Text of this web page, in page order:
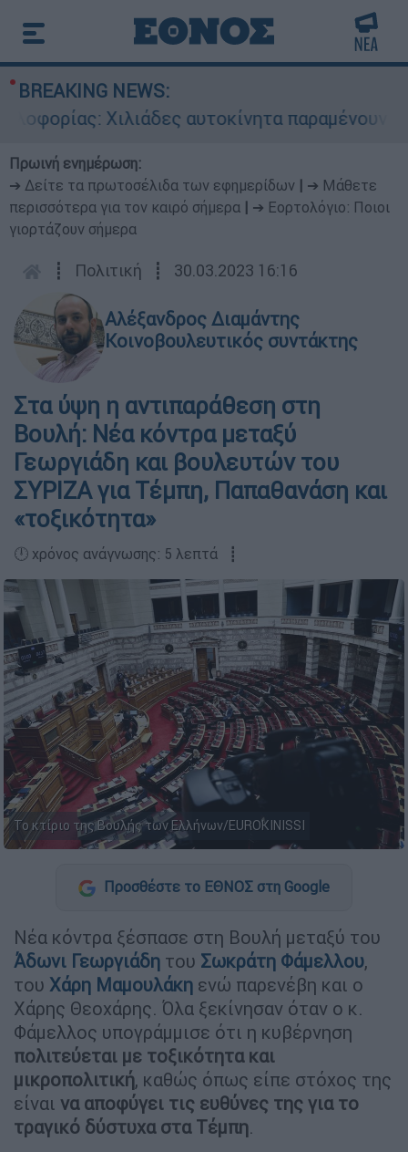
BREAKING NEWS:
Χιλιάδες αυτοκίνητα παραμένουν
Πρωινή ενημέρωση:
➔ Δείτε τα πρωτοσέλιδα των εφημερίδων
➔ Μάθετε
περισσότερα για τον καιρό σήμερα
➔ Εορτολόγιο: Ποιοι
γιορτάζουν σήμερα
┋ Πολιτική ┋ 30.03.2023 16:16
Αλέξανδρος Διαμάντης
Κοινοβουλευτικός συντάκτης
Στα ύψη η αντιπαράθεση στη
Βουλή: Νέα κόντρα μεταξύ
Γεωργιάδη και βουλευτών του
ΣΥΡΙΖΑ για Τέμπη, Παπαθανάση και
«τοξικότητα»
🕛 χρόνος ανάγνωσης: 5 λεπτά ┋
Το κτίριο της Βουλής των Ελλήνων/EUROKINISSI
Προσθέστε το ΕΘΝΟΣ στη Google
Νέα κόντρα ξέσπασε στη Βουλή μεταξύ του
Άδωνι Γεωργιάδη του Σωκράτη Φάμελλου,
του Χάρη Μαμουλάκη ενώ παρενέβη και ο
Χάρης Θεοχάρης. Όλα ξεκίνησαν όταν ο κ.
Φάμελλος υπογράμμισε ότι η κυβέρνηση
πολιτεύεται με τοξικότητα και
μικροπολιτική, καθώς όπως είπε στόχος της
είναι να αποφύγει τις ευθύνες της για το
τραγικό δύστυχα στα Τέμπη.